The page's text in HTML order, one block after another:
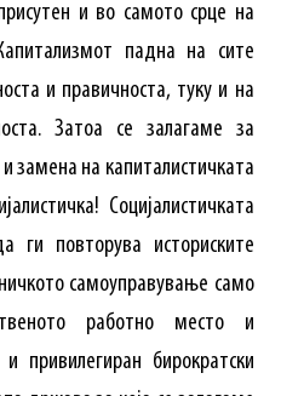
и во самото срце на
падна на сите
и правичноста, туку и на
Затоа се залагаме за
замена на капиталистичката
Социјалистичката
повторува историските
самоуправување само
работно место и
привилегиран бирократски